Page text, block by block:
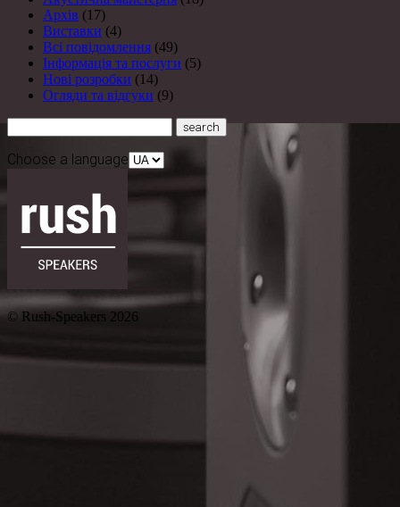
Архів (17)
Виставки (4)
Всі повідомлення (49)
Інформація та послуги (5)
Нові розробки (14)
Огляди та відгуки (9)
Choose a language
© Rush-Speakers 2026